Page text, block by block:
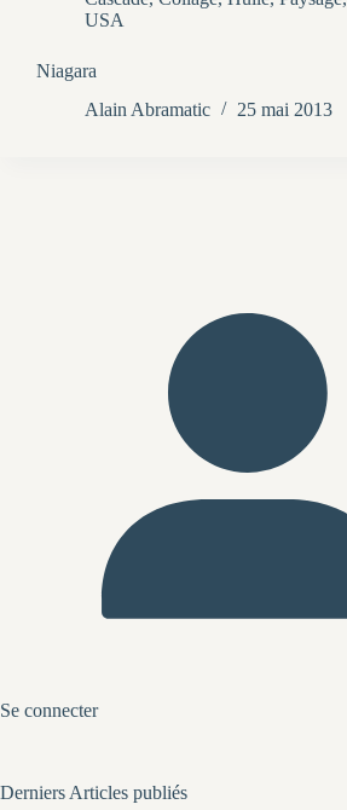
USA
Niagara
Alain Abramatic
25 mai 2013
Se connecter
Derniers Articles publiés